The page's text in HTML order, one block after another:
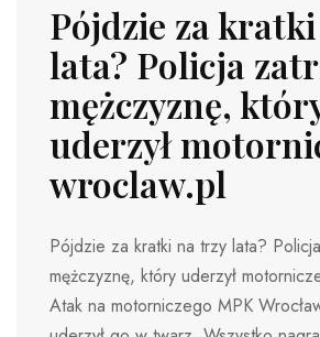
Pójdzie za
lata? Policja
mężczyznę,
uderzył
wroclaw.pl
Pójdzie za kratki na trzy lata?
mężczyznę, który uderzył
Atak na motorniczego MPK